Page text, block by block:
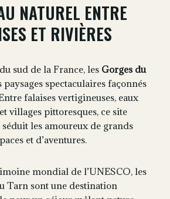
NATUREL ENTRE
ET RIVIÈRES
sud de la France, les Gorges du
spectaculaires façonnés
falaises vertigineuses, eaux
villages pittoresques, ce site
les amoureux de grands
et d’aventures.
mondial de l’UNESCO, les
Tarn sont une destination